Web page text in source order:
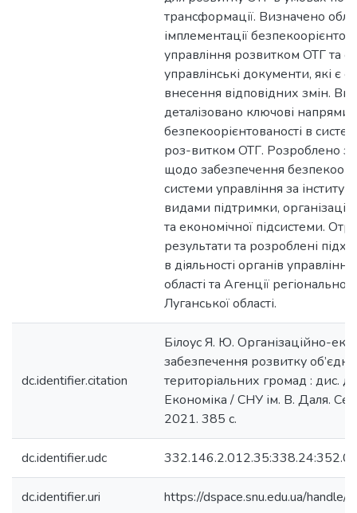
dc.identifier.citation
Білоус Я. Ю. Організаційно-
забезпечення розвитку
територіальних громад : дис.
Економіка / СНУ ім. В. Даля.
2021. 385 с.
dc.identifier.udc
dc.identifier.uri https://dspace.snu.edu.ua/